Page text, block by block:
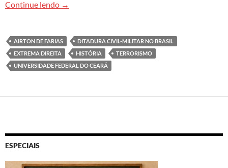
Continue lendo Violência em verde e amarelo: o terrorismo da
→
AIRTON DE FARIAS
DITADURA CIVIL-MILITAR NO BRASIL
EXTREMA DIREITA
HISTÓRIA
TERRORISMO
UNIVERSIDADE FEDERAL DO CEARÁ
ESPECIAIS